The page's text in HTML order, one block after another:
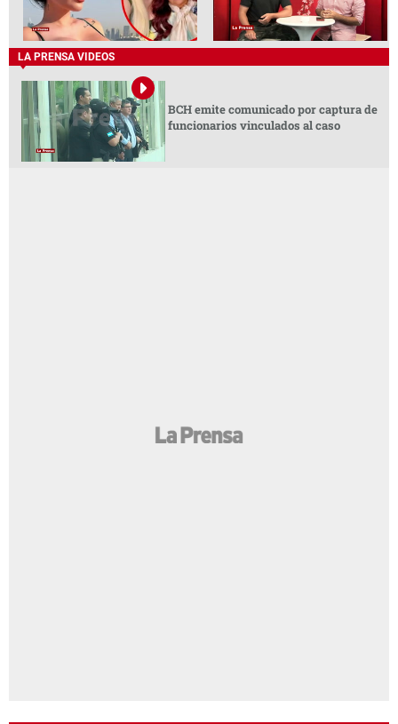
LA PRENSA VIDEOS
BCH emite comunicado por captura de
funcionarios vinculados al caso